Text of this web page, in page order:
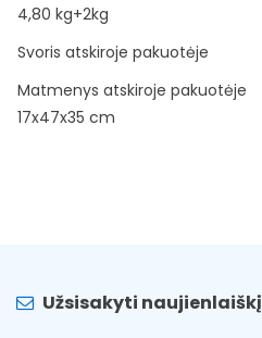
4,80 kg+2kg
Svoris atskiroje pakuotėje
Matmenys atskiroje pakuotėje
17x47x35 cm
Užsisakyti naujienlaiškį